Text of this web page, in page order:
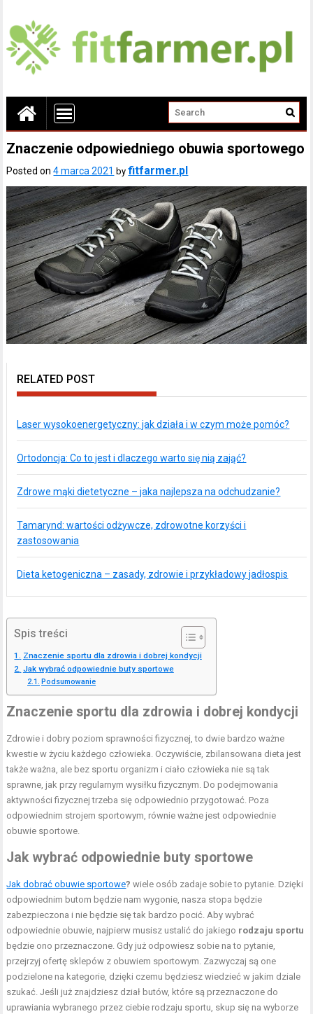
Znaczenie odpowiedniego obuwia sportowego
Posted on4 marca 2021 byfitfarmer.pl
RELATED POST
Laser wysokoenergetyczny: jak działa i w czym może pomóc?
Ortodoncja: Co to jest i dlaczego warto się nią zająć?
Zdrowe mąki dietetyczne – jaka najlepsza na odchudzanie?
Tamarynd: wartości odżywcze, zdrowotne korzyści i
zastosowania
Dieta ketogeniczna – zasady, zdrowie i przykładowy jadłospis
Spis treści
Znaczenie sportu dla zdrowia i dobrej kondycji
Jak wybrać odpowiednie buty sportowe
Podsumowanie
Znaczenie sportu dla zdrowia i dobrej kondycji
Zdrowie i dobry poziom sprawności fizycznej, to dwie bardzo ważne
kwestie w życiu każdego człowieka. Oczywiście, zbilansowana dieta jest
także ważna, ale bez sportu organizm i ciało człowieka nie są tak
sprawne, jak przy regularnym wysiłku fizycznym. Do podejmowania
aktywności fizycznej trzeba się odpowiednio przygotować. Poza
odpowiednim strojem sportowym, równie ważne jest odpowiednie
obuwie sportowe.
Jak wybrać odpowiednie buty sportowe
Jak dobrać obuwie sportowe? wiele osób zadaje sobie to pytanie. Dzięki
odpowiednim butom będzie nam wygonie, nasza stopa będzie
zabezpieczona i nie będzie się tak bardzo pocić. Aby wybrać
odpowiednie obuwie, najpierw musisz ustalić do jakiego rodzaju sportu
będzie ono przeznaczone. Gdy już odpowiesz sobie na to pytanie,
przejrzyj ofertę sklepów z obuwiem sportowym. Zazwyczaj są one
podzielone na kategorie, dzięki czemu będziesz wiedzieć w jakim dziale
szukać. Jeśli już znajdziesz dział butów, które są przeznaczone do
uprawiania wybranego przez ciebie rodzaju sportu, skup się na wyborze